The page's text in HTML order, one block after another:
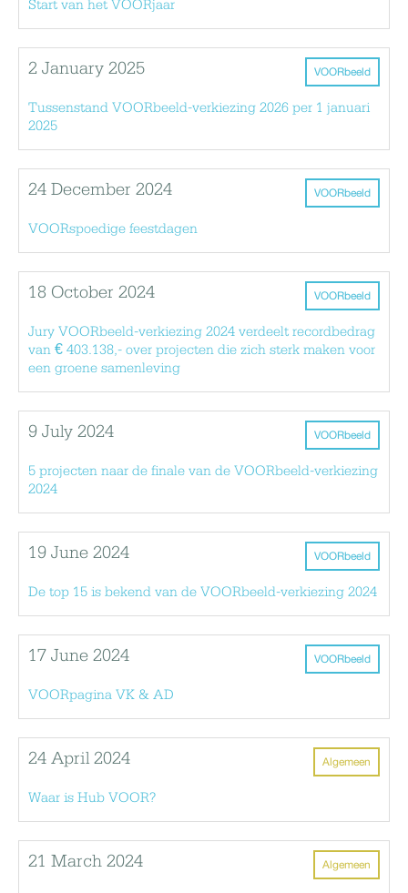
Start van het VOORjaar
VOORbeeld
2 January 2025
Tussenstand VOORbeeld-verkiezing 2026 per 1 januari
2025
VOORbeeld
24 December 2024
VOORspoedige feestdagen
VOORbeeld
18 October 2024
Jury VOORbeeld-verkiezing 2024 verdeelt recordbedrag
van € 403.138,- over projecten die zich sterk maken voor
een groene samenleving
VOORbeeld
9 July 2024
5 projecten naar de finale van de VOORbeeld-verkiezing
2024
VOORbeeld
19 June 2024
De top 15 is bekend van de VOORbeeld-verkiezing 2024
VOORbeeld
17 June 2024
VOORpagina VK & AD
Algemeen
24 April 2024
Waar is Hub VOOR?
Algemeen
21 March 2024